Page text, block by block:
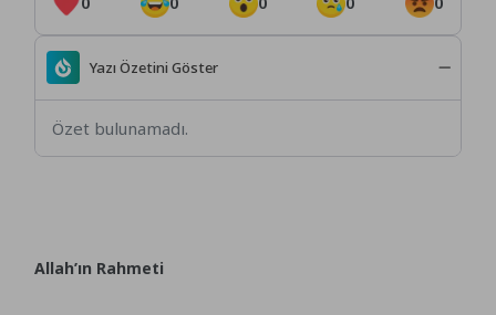
Yazı Özetini Göster
Özet bulunamadı.
Allah’ın Rahmeti